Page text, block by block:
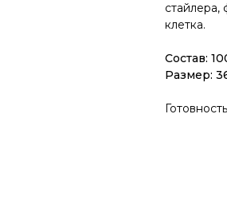
клетка.
Состав:
Размер: